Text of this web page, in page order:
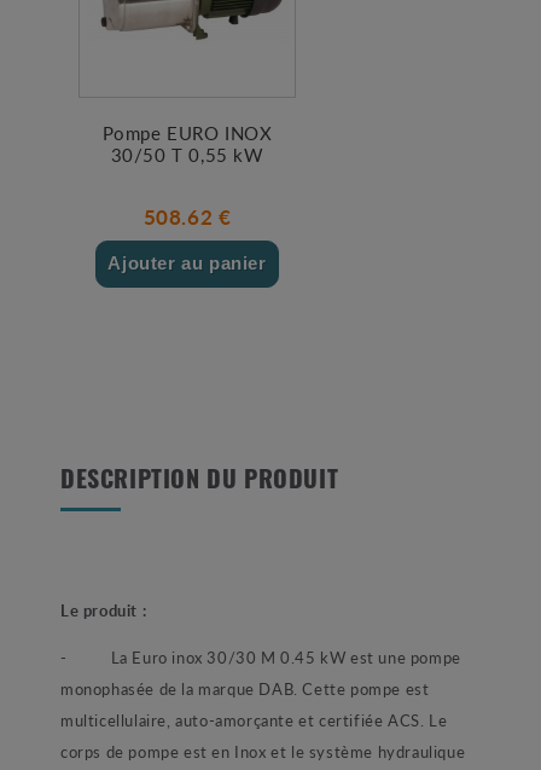
Pompe EURO INOX
30/50 T 0,55 kW
508.62 €
Ajouter au panier
DESCRIPTION DU PRODUIT
Le produit :
- La Euro inox 30/30 M 0.45 kW est une pompe
monophasée de la marque DAB. Cette pompe est
multicellulaire, auto-amorçante et certifiée ACS. Le
corps de pompe est en Inox et le système hydraulique